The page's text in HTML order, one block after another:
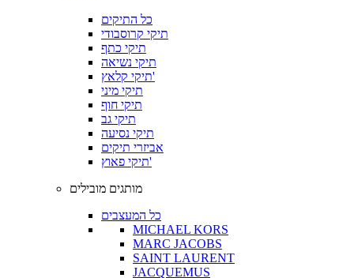
כל התיקים
תיקי קרוסבודי
תיקי כתף
תיקי נשיאה
תיקי קלאץ'
תיקי מיני
תיקי חוף
תיקי גב
תיקי נסיעה
אביזרי תיקים
תיקי פאוץ'
מותגים מובילים
כל המעצבים
MICHAEL KORS
MARC JACOBS
SAINT LAURENT
JACQUEMUS